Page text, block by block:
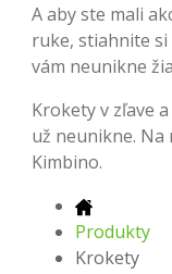
A aby ste mali
ruke, stiahnite
vám neunikne
Krokety v zľave
už neunikne. Na
Kimbino.
Produkty
Krokety